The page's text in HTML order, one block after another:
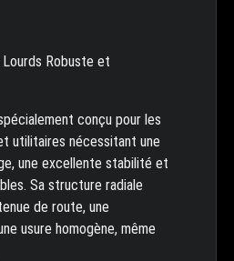
Robuste et
conçu pour les
utilitaires nécessitant une
une excellente stabilité et
Sa structure radiale
de route, une
usure homogène, même